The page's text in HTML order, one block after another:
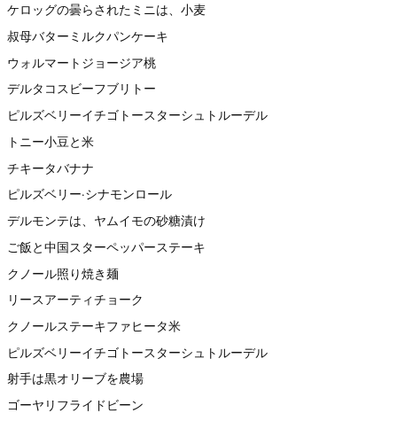
ケロッグの曇らされたミニは、小麦
叔母バターミルクパンケーキ
ウォルマートジョージア桃
デルタコスビーフブリトー
ピルズベリーイチゴトースターシュトルーデル
トニー小豆と米
チキータバナナ
ピルズベリー·シナモンロール
デルモンテは、ヤムイモの砂糖漬け
ご飯と中国スターペッパーステーキ
クノール照り焼き麺
リースアーティチョーク
クノールステーキファヒータ米
ピルズベリーイチゴトースターシュトルーデル
射手は黒オリーブを農場
ゴーヤリフライドビーン